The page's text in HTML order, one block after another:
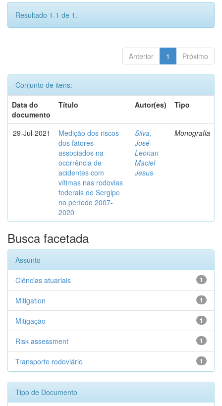
Resultado 1-1 de 1.
Anterior 1 Próximo
Conjunto de itens:
Data do
documento
Título Autor(es) Tipo
29-Jul-2021
Medição dos riscos
dos fatores
associados na
ocorrência de
acidentes com
vítimas nas rodovias
federais de Sergipe
no período 2007-
2020
Silva,
José
Leonan
Maciel
Jesus
Monografia
Busca facetada
Assunto
1
Ciências atuariais
1
Mitigation
1
Mitigação
1
Risk assessment
1
Transporte rodoviário
Tipo de Documento